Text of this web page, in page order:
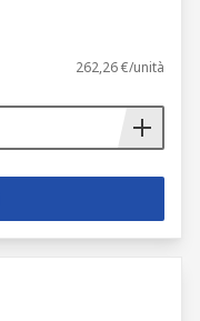
262,26 €/unità